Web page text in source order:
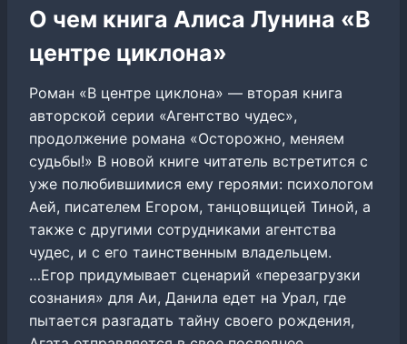
О чем книга Алиса Лунина «В
центре циклона»
Роман «В центре циклона» — вторая книга
авторской серии «Агентство чудес»,
продолжение романа «Осторожно, меняем
судьбы!» В новой книге читатель встретится с
уже полюбившимися ему героями: психологом
Аей, писателем Егором, танцовщицей Тиной, а
также с другими сотрудниками агентства
чудес, и с его таинственным владельцем.
…Егор придумывает сценарий «перезагрузки
сознания» для Аи, Данила едет на Урал, где
пытается разгадать тайну своего рождения,